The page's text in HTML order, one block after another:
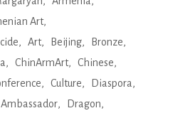
Art
Art Beijing
Bronze
ChinArmArt
Chinese
Culture
Diaspora
Dragon